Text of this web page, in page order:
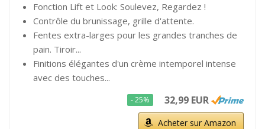
Fonction Lift et Look: Soulevez, Regardez !
Contrôle du brunissage, grille d'attente.
Fentes extra-larges pour les grandes tranches de
pain. Tiroir...
Finitions élégantes d'un crème intemporel intense
avec des touches...
- 25% 32,99 EUR
Acheter sur Amazon